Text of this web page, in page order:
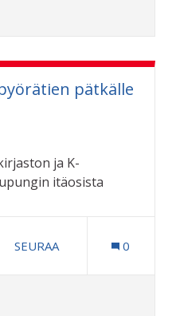
pätkälle
ja K-
itäosista
1 SEURAAJA
SEURAA 0